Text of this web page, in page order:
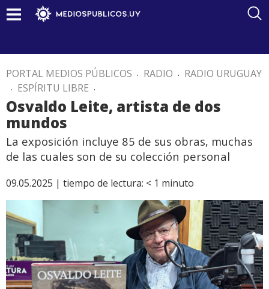
PORTAL MEDIOS PÚBLICOS . RADIO . RADIO URUGUAY
. ESPÍRITU LIBRE .
Osvaldo Leite, artista de dos
mundos
La exposición incluye 85 de sus obras, muchas
de las cuales son de su colección personal
09.05.2025 | tiempo de lectura: < 1 minuto